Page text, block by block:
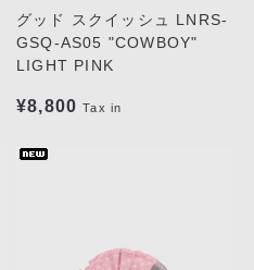
グッド スクイッシュ LNRS-
GSQ-AS05 "COWBOY"
LIGHT PINK
¥8,800 Tax in